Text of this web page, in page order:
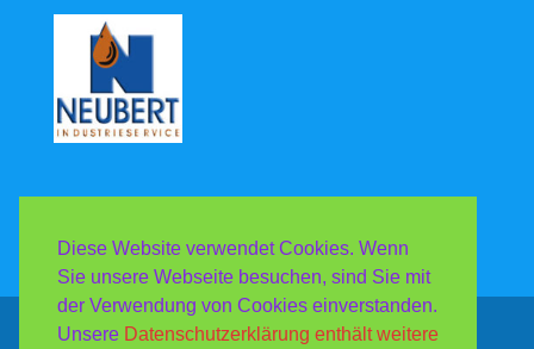
Diese Website verwendet Cookies. Wenn
Sie unsere Webseite besuchen, sind Sie mit
der Verwendung von Cookies einverstanden.
Unsere Datenschutzerklärung enthält weitere